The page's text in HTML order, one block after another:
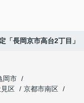
「長岡京市高台2丁目」
岡市
区
京都市南区